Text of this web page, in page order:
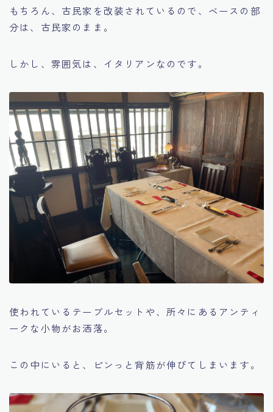
もちろん、古民家を改装されているので、ベースの部
分は、古民家のまま。
しかし、雰囲気は、イタリアンなのです。
使われているテーブルセットや、所々にあるアンティ
ークな小物がお洒落。
この中にいると、ピンっと背筋が伸びてしまいます。